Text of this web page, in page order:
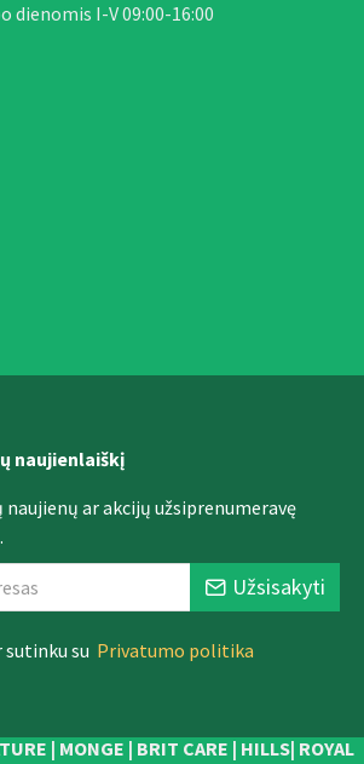
dienomis I-V 09:00-16:00
naujienlaiškį
ar akcijų užsiprenumeravę
Užsisakyti
sutinku su Privatumo politika
| MONGE | BRIT CARE | HILLS| ROYAL